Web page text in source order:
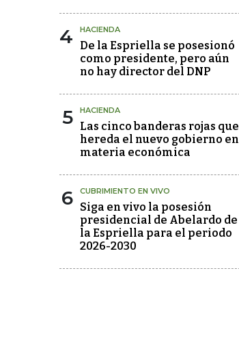
4 HACIENDA
De la Espriella se posesionó
como presidente, pero aún
no hay director del DNP
5 HACIENDA
Las cinco banderas rojas que
hereda el nuevo gobierno en
materia económica
6 CUBRIMIENTO EN VIVO
Siga en vivo la posesión
presidencial de Abelardo de
la Espriella para el periodo
2026-2030